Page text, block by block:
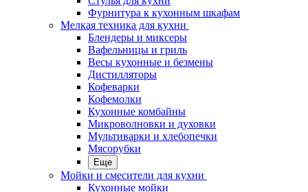
Фурнитура к кухонным шкафам
Мелкая техника для кухни
Блендеры и миксеры
Вафельницы и гриль
Весы кухонные и безмены
Дистилляторы
Кофеварки
Кофемолки
Кухонные комбайны
Микроволновки и духовки
Мультиварки и хлебопечки
Мясорубки
Еще
Мойки и смесители для кухни
Кухонные мойки